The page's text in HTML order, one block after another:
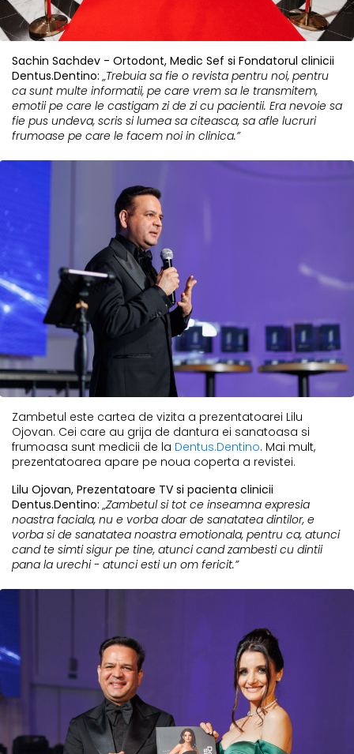
Sachin Sachdev - Ortodont, Medic Sef si Fondatorul clinicii
Dentus.Dentino:„Trebuia sa fie o revista pentru noi, pentru
ca sunt multe informatii, pe care vrem sa le transmitem,
emotii pe care le castigam zi de zi cu pacientii. Era nevoie sa
fie pus undeva, scris si lumea sa citeasca, sa afle lucruri
frumoase pe care le facem noi in clinica.”
Zambetul este cartea de vizita a prezentatoarei Lilu
Ojovan. Cei care au grija de dantura ei sanatoasa si
frumoasa sunt medicii de la Dentus.Dentino. Mai mult,
prezentatoarea apare pe noua coperta a revistei.
Lilu Ojovan, Prezentatoare TV si pacienta clinicii
Dentus.Dentino: „Zambetul si tot ce inseamna expresia
noastra faciala, nu e vorba doar de sanatatea dintilor, e
vorba si de sanatatea noastra emotionala, pentru ca, atunci
cand te simti sigur pe tine, atunci cand zambesti cu dintii
pana la urechi - atunci esti un om fericit.”